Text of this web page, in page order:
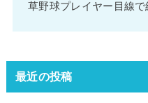
草野球プレイヤー目線で
最近の投稿